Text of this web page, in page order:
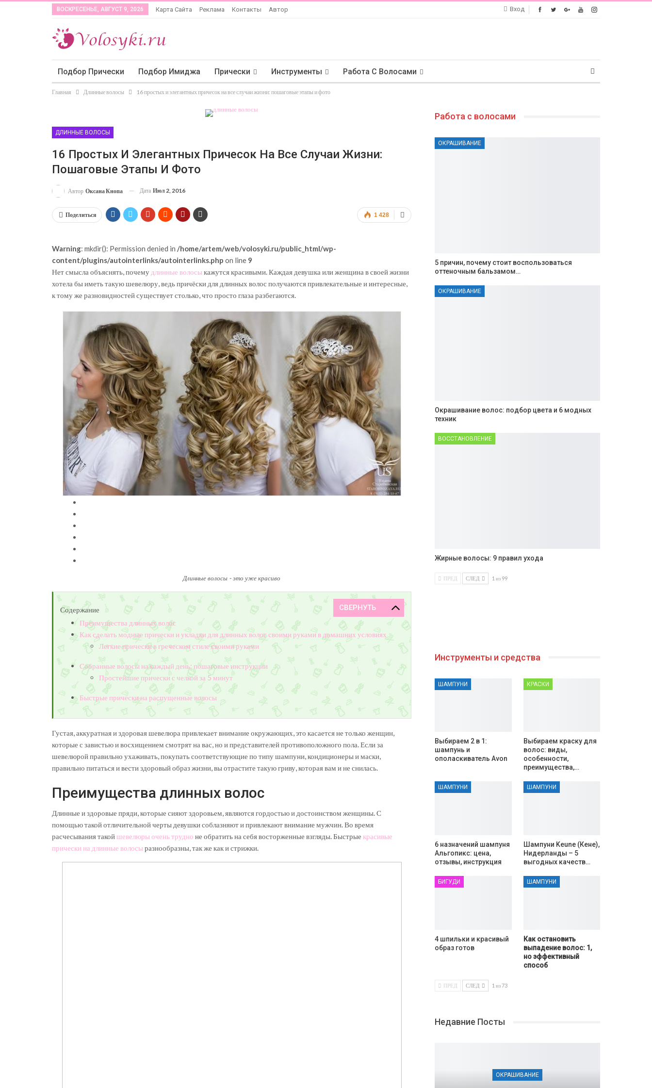
Вход
ВОСКРЕСЕНЬЕ, АВГУСТ 9, 2026 Карта Сайта Реклама Контакты Автор
Подбор Прически Подбор Имиджа Прически Инструменты Работа С Волосами
Главная Длинные волосы 16 простых и элегантных причесок на все случаи жизни: пошаговые этапы и фото
ДЛИННЫЕ ВОЛОСЫ
16 Простых И Элегантных Причесок На Все Случаи Жизни:
Пошаговые Этапы И Фото
Автор Оксана Кнопа Дата Июл 2, 2016
1 428
Поделиться
Warning: mkdir(): Permission denied in /home/artem/web/volosyki.ru/public_html/wp-
content/plugins/autointerlinks/autointerlinks.php on line 9
Нет смысла объяснять, почему длинные волосыкажутся красивыми. Каждая девушка или женщина в своей жизни
хотела бы иметь такую шевелюру, ведь причёски для длинных волос получаются привлекательные и интересные,
к тому же разновидностей существует столько, что просто глаза разбегаются.
Длинные волосы - это уже красиво
Содержание
Преимущества длинных волос
Как сделать модные прически и укладки для длинных волос своими руками в домашних условиях
Легкие прически в греческом стиле своими руками
Собранные волосы на каждый день: пошаговые инструкции
Простейшие прически с челкой за 5 минут
Быстрые прически на распущенные волосы
Густая, аккуратная и здоровая шевелюра привлекает внимание окружающих, это касается не только женщин,
которые с завистью и восхищением смотрят на вас, но и представителей противоположного пола. Если за
шевелюрой правильно ухаживать, покупать соответствующие по типу шампуни, кондиционеры и маски,
правильно питаться и вести здоровый образ жизни, вы отрастите такую гриву, которая вам и не снилась.
Преимущества длинных волос
Длинные и здоровые пряди, которые сияют здоровьем, являются гордостью и достоинством женщины. С
помощью такой отличительной черты девушки соблазняют и привлекают внимание мужчин. Во время
расчесывания такойшевелюры очень трудно не обратить на себя восторженные взгляды. Быстрые красивые
прически на длинные волосыразнообразны, так же как и стрижки.
Работа с волосами
ОКРАШИВАНИЕ
5 причин, почему стоит воспользоваться
оттеночным бальзамом…
ОКРАШИВАНИЕ
Окрашивание волос: подбор цвета и 6 модных
техник
ВОССТАНОВЛЕНИЕ
Жирные волосы: 9 правил ухода
ПРЕД СЛЕД 1 из 99
Инструменты и средства
ШАМПУНИ
Выбираем 2 в 1:
шампунь и
ополаскиватель Avon
КРАСКИ
Выбираем краску для
волос: виды,
особенности,
преимущества,…
ШАМПУНИ
6 назначений шампуня
Альгопикс: цена,
отзывы, инструкция
ШАМПУНИ
Шампуни Keune (Кене),
Нидерланды – 5
выгодных качеств…
БИГУДИ
4 шпильки и красивый
образ готов
ШАМПУНИ
Как остановить
выпадение волос: 1,
но эффективный
способ
ПРЕД СЛЕД 1 из 73
Недавние Посты
ОКРАШИВАНИЕ